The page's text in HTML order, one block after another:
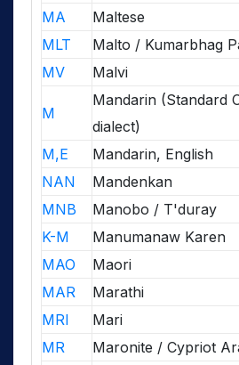
MA
Maltese
MLT
Malto / Kumarbhag
MV
Malvi
M
Mandarin (Standard
dialect)
M,E
Mandarin, English
NAN
Mandenkan
MNB
Manobo / T'duray
K-M
Manumanaw Karen
MAO
Maori
MAR
Marathi
MRI
Mari
MR
Maronite / Cypriot